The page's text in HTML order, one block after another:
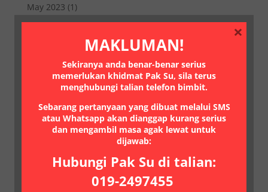
May 2023 (1)
October 2022(1)
March 2021(1)
January 2021(1)
June 2020(1)
May 2020(2)
January 2018(1)
MAKLUMAN!
Sekiranya anda benar-benar serius
memerlukan khidmat Pak Su, sila terus
menghubungi talian telefon bimbit.
Sebarang pertanyaan yang dibuat melalui SMS
atau Whatsapp akan dianggap kurang serius
dan mengambil masa agak lewat untuk
dijawab:
Hubungi Pak Su di talian:
019-2497455
×